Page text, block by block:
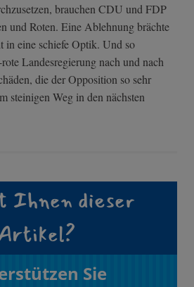
brauchen CDU und FDP
und Roten. Eine Ablehnung brächte
in eine schiefe Optik. Und so
Landesregierung nach und nach
die der Opposition so sehr
steinigen Weg in den nächsten
Ihnen dieser
Sie